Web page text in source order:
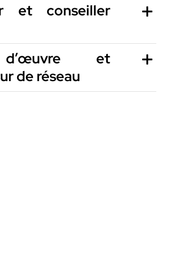
et conseiller
et
de réseau